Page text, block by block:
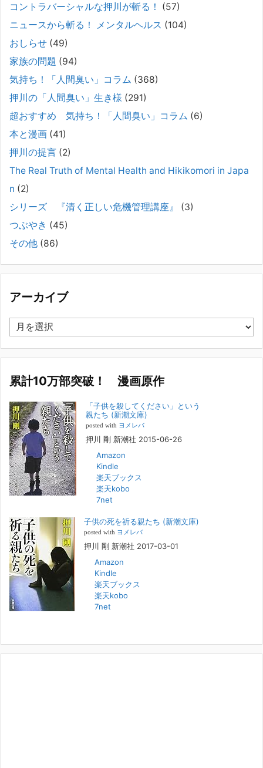
通常価格 2,980円 → 今だけ 1,480円（50％OFF）こちらのnoteは、
（株）トキワ精神保健事務所（所長：押川剛）が支援の現場で行なって
きた実務対応を、家族向けに整理しています。 続きをみ
#042 精神疾患の子どもと健全なコミュニケーション
がとれない（母娘編）。
2025年8月17日
弊社は、病識のない重篤な精神疾患を抱えるご家族からのご相談を受
け、長年にわたり精神科医療へのアクセスの仕方や問題解決に取り組ん
い場合、家 [...]
#041 将来を案じる「きょうだい」必見②きょうだ
で困っている方へ
2025年8月11日
長年問題解決に至らない家族のパターンのうち、弊社の相談で多い事例
景・特徴続きをみる
集英社オンラインのインタビューを受けました。「漫
画といえば集英社！」というく…
2023年3月1日
集英社オンラインのインタビューを受けました。「漫画といえば集英
社！」というくらいの大御所が、「子供を殺してくださいという親た
ち」に興味を持ってくれたことは、漫画としても私個人としても大変な
名誉です。h[...]
若年層の子供の問題
『「子供を殺してください」という親たち』では、先月まで、10代の対
象者をテーマにした回、「ケース19 奴隷化する親たち」をお送りして
いました。こちらは、最終話をコミックバンチWebで読むことができま
す[...]
FBS福岡放送『目撃者f』出演情報
2022年2月27日
本日（日曜）深夜1時25分～FBS福岡放送『目撃者f』で、（株）トキワ
されます。「俺がつなげてやる～コワモテ“説得屋”の生き様～」続きを
[...]
人と“直接”向き合うことの価値
2022年1月14日
2022年になりました。すでに言い尽くされていることではありますが、
コロナ禍は、日々の生活や生き方そのものを考える機会となりました。
「人に会う」こと一つをとっても、実はさして必要のなかった付き合い
コントラバーシャルな押川が斬る！
(57)
ニュースから斬る！ メンタルヘルス (104)
おしらせ (49)
家族の問題 (94)
気持ち！「人間臭い」コラム (368)
押川の「人間臭い」生き様 (291)
超おすすめ 気持ち！「人間臭い」コラム (6)
本と漫画 (41)
押川の提言 (2)
The Real Truth of Mental Health and Hikikomori in Japa
n (2)
シリーズ 『清く正しい危機管理講座』
(3)
つぶやき (45)
その他 (86)
アーカイブ
ー
カ
ブ
累計10万部突破！ 漫画原作
「子供を殺してください」という
親たち (新潮文庫)
posted with ヨメレバ
押川 剛 新潮社 2015-06-26
Amazon
Kindle
楽天ブックス
楽天kobo
7net
子供の死を祈る親たち (新潮文庫)
posted with ヨメレバ
押川 剛 新潮社 2017-03-01
Amazon
Kindle
楽天ブックス
楽天kobo
7net